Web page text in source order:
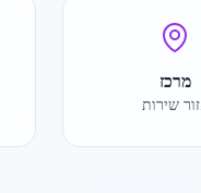
מרכז
שירות